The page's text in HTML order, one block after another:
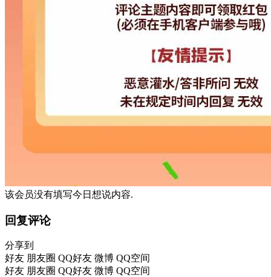
该会员没有填写今日想说内容.
回复评论
分享到
好友 朋友圈 QQ好友 微博 QQ空间
好友 朋友圈 QQ好友 微博 QQ空间